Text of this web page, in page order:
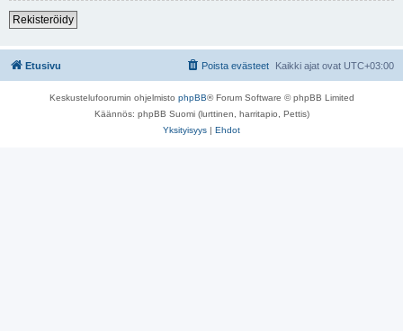
Rekisteröidy
Etusivu Kaikki ajat ovat UTC+03:00
Poista evästeet
Keskustelufoorumin ohjelmisto phpBB® Forum Software © phpBB Limited
Käännös: phpBB Suomi (lurttinen, harritapio, Pettis)
Yksityisyys | Ehdot